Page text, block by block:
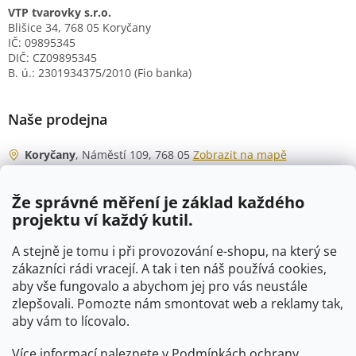
Že správné měření je základ každého
projektu ví každý kutil.
A stejně je tomu i při provozování e-shopu, na který se
zákazníci rádi vracejí. A tak i ten náš používá cookies,
aby vše fungovalo a abychom jej pro vás neustále
zlepšovali. Pomozte nám smontovat web a reklamy tak,
aby vám to lícovalo.
VTP tvarovky s.r.o.
Blišice 34, 768 05 Koryčany
IČ: 09895345
DIČ: CZ09895345
B. ú.: 2301934375/2010 (Fio banka)
Naše prodejna
Koryčany, Náměstí 109, 768 05Zobrazit na mapě
Po - Čt
06:00 - 07:00
07:30 - 15:30
Pá
06:00 - 07:00
07:30 - 15:00
So
07:00 - 10:00
Ne
zavřeno